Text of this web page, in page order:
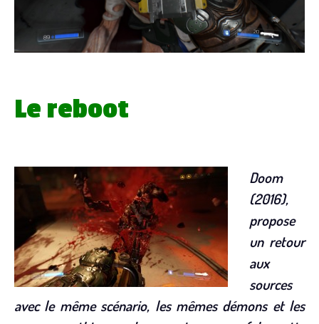
Le reboot
Doom
(2016),
propose
un retour
aux
sources
avec le même scénario, les mêmes démons et les